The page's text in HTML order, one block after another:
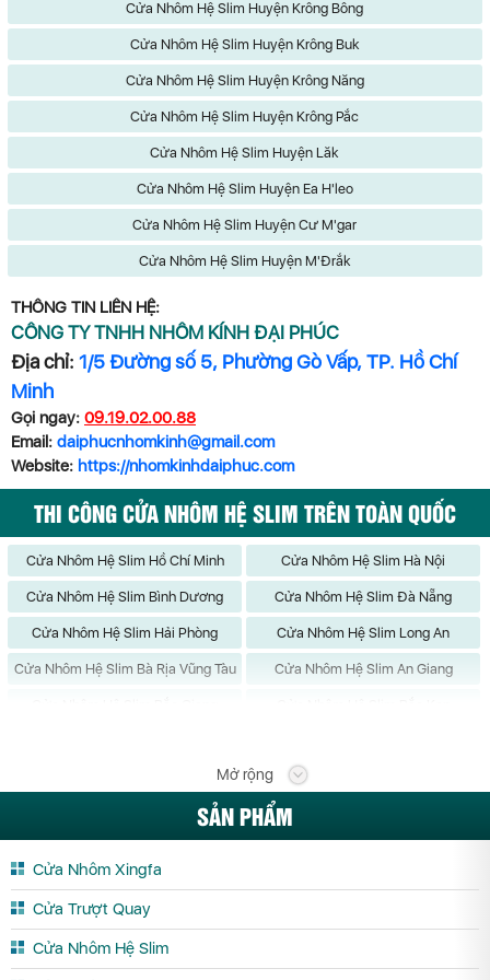
Cửa Nhôm Hệ Slim Huyện Krông Bông
Cửa Nhôm Hệ Slim Huyện Krông Buk
Cửa Nhôm Hệ Slim Huyện Krông Năng
Cửa Nhôm Hệ Slim Huyện Krông Pắc
Cửa Nhôm Hệ Slim Huyện Lăk
Cửa Nhôm Hệ Slim Huyện Ea H'leo
Cửa Nhôm Hệ Slim Huyện Cư M'gar
Cửa Nhôm Hệ Slim Huyện M'Đrắk
THÔNG TIN LIÊN HỆ:
CÔNG TY TNHH NHÔM KÍNH ĐẠI PHÚC
Địa chỉ: 1/5 Đường số 5, Phường Gò Vấp, TP. Hồ Chí
Minh
Gọi ngay: 09.19.02.00.88
Email: daiphucnhomkinh@gmail.com
Website: https://nhomkinhdaiphuc.com
THI CÔNG CỬA NHÔM HỆ SLIM TRÊN TOÀN QUỐC
Cửa Nhôm Hệ Slim Hồ Chí Minh Cửa Nhôm Hệ Slim Hà Nội
Cửa Nhôm Hệ Slim Bình Dương Cửa Nhôm Hệ Slim Đà Nẵng
Cửa Nhôm Hệ Slim Hải Phòng Cửa Nhôm Hệ Slim Long An
Cửa Nhôm Hệ Slim Bà Rịa Vũng Tàu Cửa Nhôm Hệ Slim An Giang
Cửa Nhôm Hệ Slim Bình Định
Cửa Nhôm Hệ Slim Bình Phước Cửa Nhôm Hệ Slim Bình Thuận
Cửa Nhôm Hệ Slim Đắk Nông
Cửa Nhôm Hệ Slim Đồng Nai
Mở rộng
SẢN PHẨM
Cửa Nhôm Xingfa
Cửa Trượt Quay
Cửa Nhôm Hệ Slim